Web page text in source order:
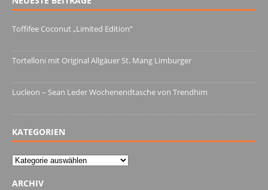
Toffifee Coconut „Limited Edition“
Tortelloni mit Original Allgäuer St. Mang Limburger
Lucleon – Sean Leder Wochenendtasche von Trendhim
KATEGORIEN
Kategorien
ARCHIV